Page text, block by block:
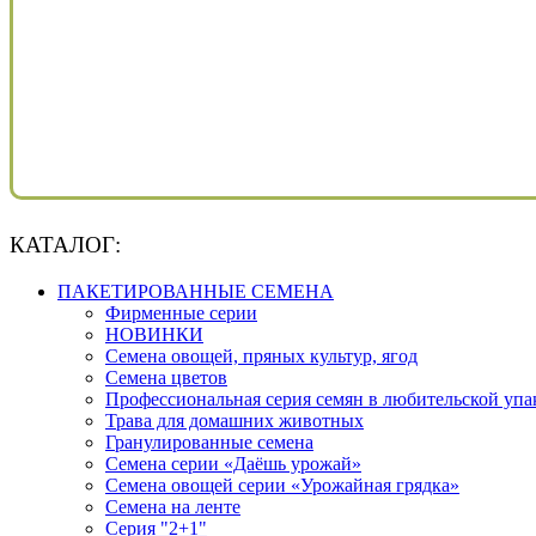
КАТАЛОГ:
ПАКЕТИРОВАННЫЕ СЕМЕНА
Фирменные серии
НОВИНКИ
Семена овощей, пряных культур, ягод
Семена цветов
Профессиональная серия семян в любительской
Трава для домашних животных
Гранулированные семена
Семена серии «Даёшь урожай»
Семена овощей серии «Урожайная грядка»
Семена на ленте
Серия "2+1"